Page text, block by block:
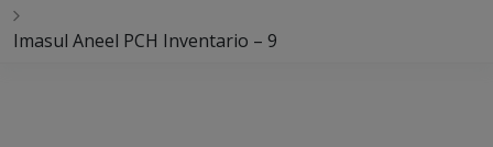
Imasul Aneel PCH Inventario – 9